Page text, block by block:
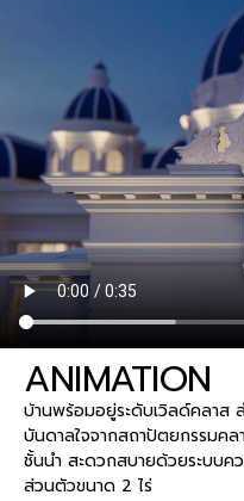
ANIMATION
บ้านพร้อมอยู่ระดับเวิลด์คลาส
บันดาลใจจากสถาปัตยกรรมค
ชั้นนำ สะดวกสบายด้วยระบบ
ส่วนตัวขนาด 2 ไร่